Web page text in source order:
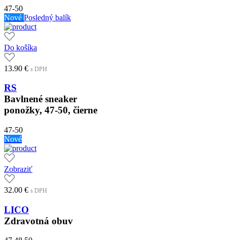
47-50
Nové Posledný balík
Do košíka
13.90 € s DPH
RS
Bavlnené sneaker
ponožky, 47-50, čierne
47-50
Nové
Zobraziť
32.00 € s DPH
LICO
Zdravotná obuv